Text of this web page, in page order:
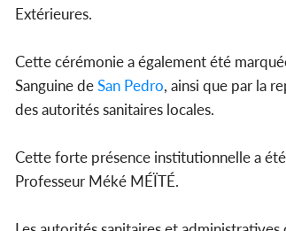
Extérieures.
Cette cérémonie a également été
Sanguine deSan Pedro, ainsi que par la
des autorités sanitaires locales.
Cette forte présence institutionnelle a
Professeur Méké MÉÏTÉ.